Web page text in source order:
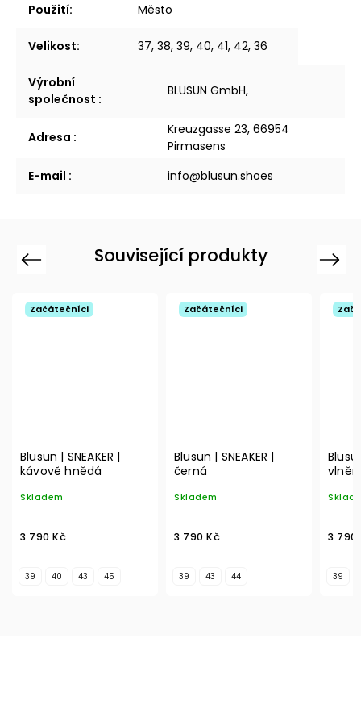
Použití: Město
Velikost: 37, 38, 39, 40, 41, 42, 36
Výrobní
společnost :
BLUSUN GmbH,
Adresa :
Kreuzgasse 23, 66954
Pirmasens
E-mail : info@blusun.shoes
Související produkty
Previous
Začátečníci
Blusun | SNEAKER |
kávově hnědá
Skladem
3 790 Kč
39 40 43 45
Začátečníci
Blusun | SNEAKER |
černá
Skladem
3 790 Kč
39 43 44
3 790
39
Next